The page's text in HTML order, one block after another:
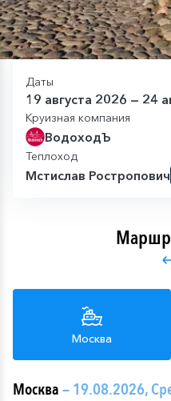
Даты
19 августа 2026 — 24
Круизная компания
ВодоходЪ
Теплоход
Мстислав Ростропович
Москва
Москва— 19.08.2026,